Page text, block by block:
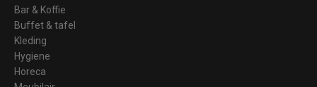
Bar & Koffie
Buffet & tafel
Kleding
Hygiene
Horeca